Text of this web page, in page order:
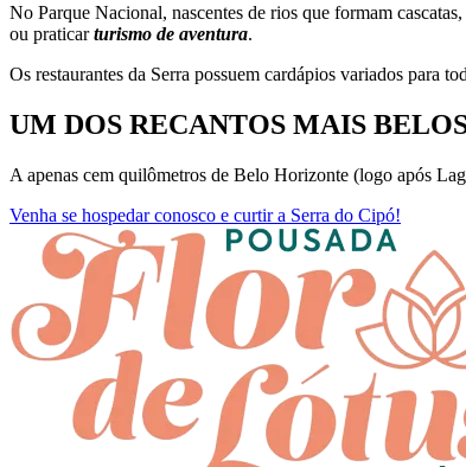
No Parque Nacional, nascentes de rios que formam
ou praticarturismo de aventura.
Os restaurantes da Serra possuem cardápios variados para
UM DOS RECANTOS MAIS
A apenas cem quilômetros de Belo Horizonte (logo após
Venha se hospedar conosco e curtir a Serra do Cipó!